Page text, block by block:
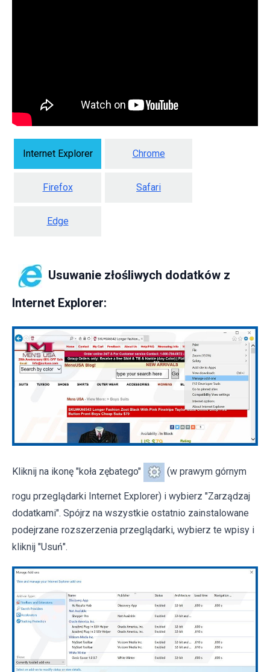
Internet Explorer Chrome
Firefox Safari
Edge
Usuwanie złośliwych dodatków z
Internet Explorer:
Kliknij na ikonę "koła zębatego" (w prawym górnym
rogu przeglądarki Internet Explorer) i wybierz "Zarządzaj
dodatkami". Spójrz na wszystkie ostatnio zainstalowane
podejrzane rozszerzenia przeglądarki, wybierz te wpisy i
kliknij "Usuń".